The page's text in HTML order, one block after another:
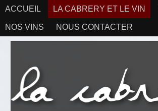
ACCUEIL LA CABRERY ET LE VIN
NOS VINS NOUS CONTACTER